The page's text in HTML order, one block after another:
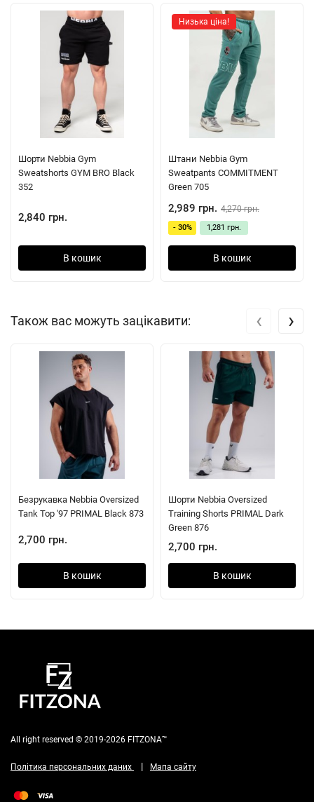
Шорти Nebbia Gym
Sweatshorts GYM BRO Black
352
2,840 грн.
В кошик
Низька ціна!
Штани Nebbia Gym
Sweatpants COMMITMENT
Green 705
2,989 грн. 4,270 грн.
- 30% 1,281 грн.
В кошик
Також вас можуть зацікавити:
Безрукавка Nebbia Oversized
Tank Top '97 PRIMAL Black 873
2,700 грн.
В кошик
Шорти Nebbia Oversized
Training Shorts PRIMAL Dark
Green 876
2,700 грн.
В кошик
‹ ›
All right reserved © 2019-2026 FITZONA™
Політика персональних даних | Мапа сайту